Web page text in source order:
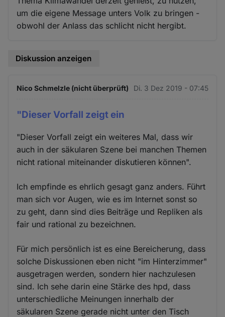
um die eigene Message unters Volk zu bringen -
obwohl der Anlass das schlicht nicht hergibt.
Diskussion anzeigen
Nico Schmelzle (nicht überprüft) Di. 3 Dez 2019 - 07:45
"Dieser Vorfall zeigt ein
"Dieser Vorfall zeigt ein weiteres Mal, dass wir
auch in der säkularen Szene bei manchen Themen
nicht rational miteinander diskutieren können".
Ich empfinde es ehrlich gesagt ganz anders. Führt
man sich vor Augen, wie es im Internet sonst so
zu geht, dann sind dies Beiträge und Repliken als
fair und rational zu bezeichnen.
Für mich persönlich ist es eine Bereicherung, dass
solche Diskussionen eben nicht "im Hinterzimmer"
ausgetragen werden, sondern hier nachzulesen
sind. Ich sehe darin eine Stärke des hpd, dass
unterschiedliche Meinungen innerhalb der
säkularen Szene gerade nicht unter den Tisch